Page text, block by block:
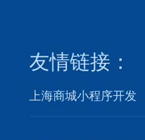
友情链接：
上海商城小程序开发